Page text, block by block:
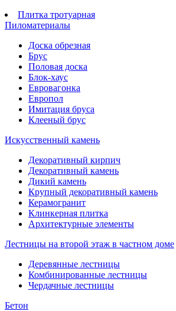
Плитка тротуарная
Пиломатериалы
Доска обрезная
Брус
Половая доска
Блок-хаус
Евровагонка
Европол
Имитация бруса
Клееный брус
Искусственный камень
Декоративный кирпич
Декоративный камень
Дикий камень
Крупный декоративный камень
Керамогранит
Клинкерная плитка
Архитектурные элементы
Лестницы на второй этаж в частном доме
Деревянные лестницы
Комбинированные лестницы
Чердачные лестницы
Бетон